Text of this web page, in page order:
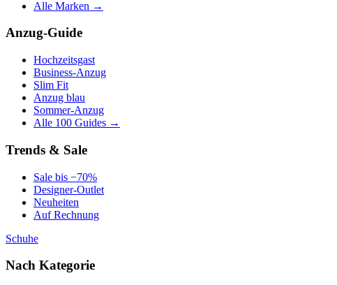
Alle Marken →
Anzug-Guide
Hochzeitsgast
Business-Anzug
Slim Fit
Anzug blau
Sommer-Anzug
Alle 100 Guides →
Trends & Sale
Sale bis −70%
Designer-Outlet
Neuheiten
Auf Rechnung
Schuhe
Nach Kategorie